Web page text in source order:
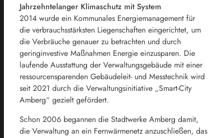
Jahrzehntelanger Klimaschutz mit System
2014 wurde ein Kommunales Energiemanagement für
die verbrauchsstärksten Liegenschaften eingerichtet, um
die Verbräuche genauer zu betrachten und durch
geringinvestive Maßnahmen Energie einzusparen. Die
laufende Ausstattung der Verwaltungsgebäude mit einer
ressourcensparenden Gebäudeleit- und Messtechnik wird
seit 2021 durch die Verwaltungsinitiative „Smart-City
Amberg“ gezielt gefördert.
Schon 2006 begannen die Stadtwerke Amberg damit,
die Verwaltung an ein Fernwärmenetz anzuschließen, das